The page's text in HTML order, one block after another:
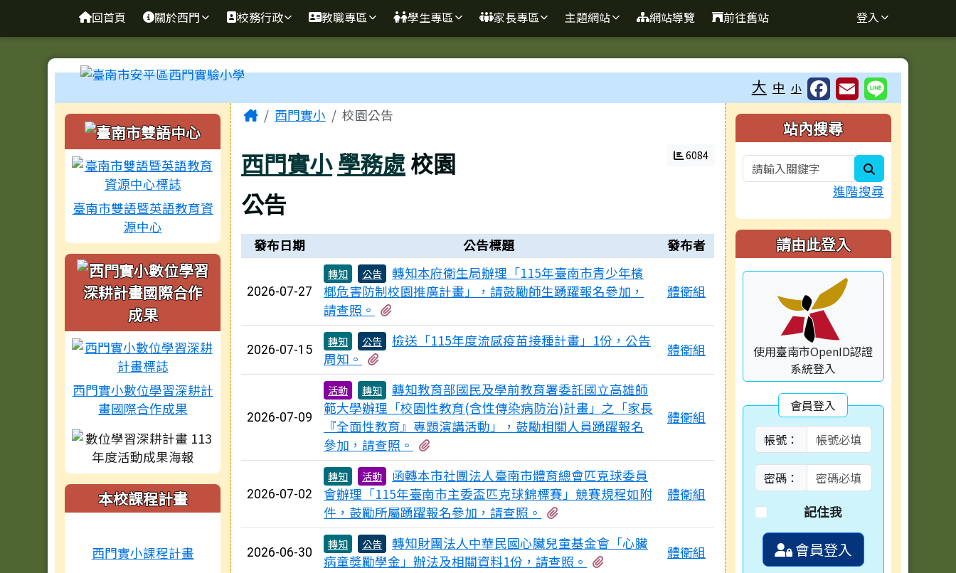
臺南市安平區西門實驗小學
回首頁 關於西門 校務行政 教職專區 學生專區 家長專區 主題網站 網站導覽 前往舊站 登入
工具列 大 中 小
左邊區域內容
臺南市雙語暨英語教育資
源中心
西門實小數位學習深耕計
畫國際合作成果
本校課程計畫
西門實小課程計畫
主內容區域
Home西門實小 校園公告
西門實小學務處校園
公告
6084
新聞列表
發布日期 公告標題 發布者
2026-07-27
轉知 公告
轉知本府衛生局辦理「115年臺南市青少年檳
榔危害防制校園推廣計畫」，請鼓勵師生踴躍報名參加，
請查照。
體衛組
2026-07-15
轉知 公告
檢送「115年度流感疫苗接種計畫」1份，公告
周知。
體衛組
2026-07-09
活動 轉知
轉知教育部國民及學前教育署委託國立高雄師
範大學辦理「校園性教育(含性傳染病防治)計畫」之「家長
『全面性教育』專題演講活動」，鼓勵相關人員踴躍報名
參加，請查照。
體衛組
2026-07-02
轉知 活動
函轉本市社團法人臺南市體育總會匹克球委員
會辦理「115年臺南市主委盃匹克球錦標賽」競賽規程如附
件，鼓勵所屬踴躍報名參加，請查照。
體衛組
2026-06-30
轉知 公告
轉知財團法人中華民國心臟兒童基金會「心臟
病童獎勵學金」辦法及相關資料1份，請查照。
體衛組
右邊區域內容
站內搜尋
進階搜尋
請由此登入
使用臺南市OpenID認證
系統登入
會員登入
帳號：
密碼：
記住我
會員登入
頁尾區域